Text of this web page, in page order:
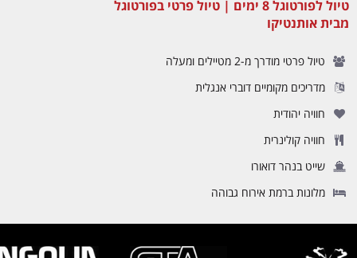
טיול לפורטוגל 8 ימים | טיול פרטי בפורטוגל
מבית אותנטיקו
טיול פרטי מודרך מ-2 מטיילים ומעלה
מדריכים מקומיים דוברי אנגלית
חוויה יהודית
חוויה קולינרית
שייט בנהר דואורו
מלונות ברמת אירוח גבוהה